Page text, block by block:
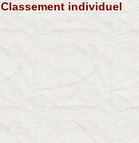
Classement individuel